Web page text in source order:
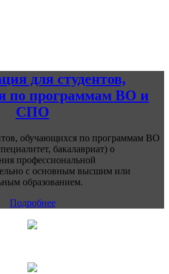
для студентов,
по программам ВО и
СПО
обучающихся по программам ВО
бакалавриат) о
профессиональной
с основным высшим или
образованием.
Подробнее